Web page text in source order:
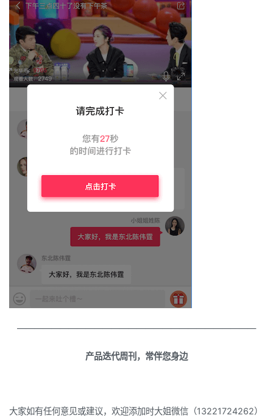
————————————————————————————
产品迭代周刊，常伴您身边
大家如有任何意见或建议，欢迎添加时大姐微信（13221724262）